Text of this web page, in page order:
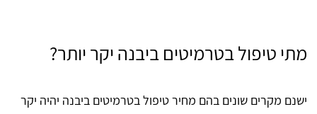
מתי טיפול בטרמיטים ביבנה יקר יותר?
ישנם מקרים שונים בהם מחיר טיפול בטרמיטים ביבנה יהיה יקר